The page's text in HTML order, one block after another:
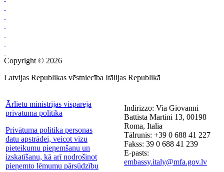
Copyright © 2026
Latvijas Republikas vēstniecība Itālijas Republikā
Ārlietu ministrijas vispārējā
privātuma politika
Privātuma politika personas
datu apstrādei, veicot vīzu
pieteikumu pieņemšanu un
izskatīšanu, kā arī nodrošinot
pieņemto lēmumu pārsūdzību
Indirizzo: Via Giovanni
Battista Martini 13, 00198
Roma, Italia
Tālrunis: +39 0 688 41 227
Fakss: 39 0 688 41 239
E-pasts:
embassy.italy@mfa.gov.lv